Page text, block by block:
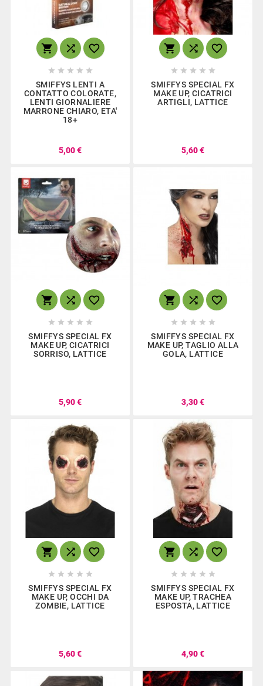
  
    
SMIFFYS LENTI A
CONTATTO COLORATE,
LENTI GIORNALIERE
MARRONE CHIARO, ETA'
18+
5,00 €
  
    
SMIFFYS SPECIAL FX
MAKE UP, CICATRICI
ARTIGLI, LATTICE
5,60 €
  
    
SMIFFYS SPECIAL FX
MAKE UP, CICATRICI
SORRISO, LATTICE
5,90 €
  
    
SMIFFYS SPECIAL FX
MAKE UP, TAGLIO ALLA
GOLA, LATTICE
3,30 €
  
    
SMIFFYS SPECIAL FX
MAKE UP, OCCHI DA
ZOMBIE, LATTICE
5,60 €
  
    
SMIFFYS SPECIAL FX
MAKE UP, TRACHEA
ESPOSTA, LATTICE
4,90 €